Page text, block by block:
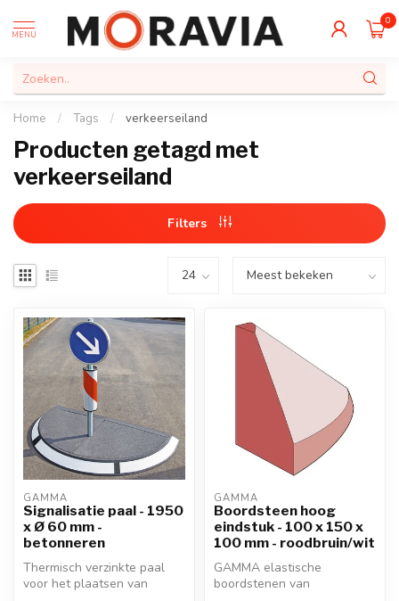
MENU
0
Home / Tags / verkeerseiland
Producten getagd met
verkeerseiland
Filters
GAMMA
Signalisatie paal - 1950
x Ø 60 mm -
betonneren
Thermisch verzinkte paal
voor het plaatsen van
GAMMA
Boordsteen hoog
eindstuk - 100 x 150 x
100 mm - roodbruin/wit
GAMMA elastische
boordstenen van